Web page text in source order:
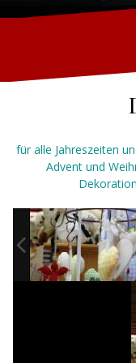
für alle Jahreszeiten
Advent und